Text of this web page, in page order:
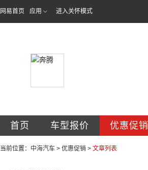
网易首页 应用 进入关怀模式
首页 车型报价 优惠促销
当前位置： 中海汽车 > 优惠促销 > 文章列表